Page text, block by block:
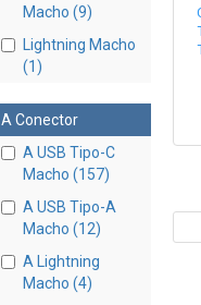
Macho (9)
Lightning Macho
(1)
A Conector
A USB Tipo-C
Macho (157)
A USB Tipo-A
Macho (12)
A Lightning
Macho (4)